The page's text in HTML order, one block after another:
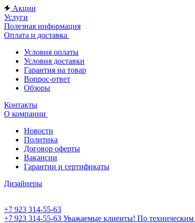
Акции
Услуги
Полезная информация
Оплата и доставка
Условия оплаты
Условия доставки
Гарантия на товар
Вопрос-ответ
Обзоры
Контакты
О компании
Новости
Политика
Договор оферты
Вакансии
Гарантии и сертификаты
Дизайнеры
+7 923 314-55-63
+7 923 314-55-63 Уважаемые клиенты! По техническим